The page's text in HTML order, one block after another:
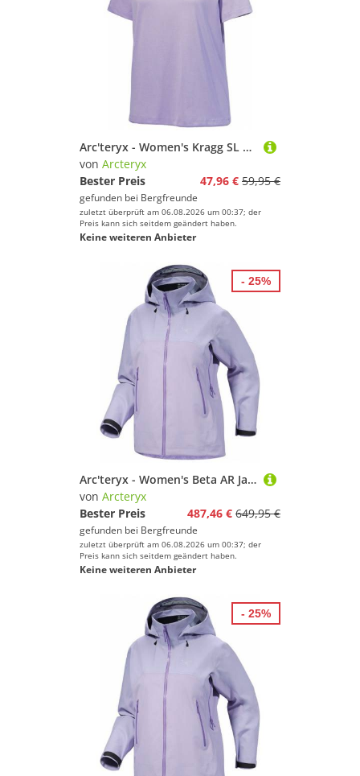
Arc'teryx - Women's Kragg SL Cotton Emblem Crew S/S - T-Shirt Gr S lila
von Arcteryx
Bester Preis
47,96 € 59,95 €
gefunden bei Bergfreunde
zuletzt überprüft am 06.08.2026 um 00:37; der
Preis kann sich seitdem geändert haben.
Keine weiteren Anbieter
Arc'teryx - Women's Beta AR Jacket - Regenjacke Gr XS lila
von Arcteryx
Bester Preis
487,46 € 649,95 €
gefunden bei Bergfreunde
zuletzt überprüft am 06.08.2026 um 00:37; der
Preis kann sich seitdem geändert haben.
Keine weiteren Anbieter
- 25%
- 25%